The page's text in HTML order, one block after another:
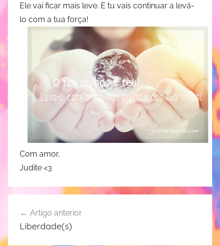
Ele vai ficar mais leve. E tu vais continuar a levá-
lo com a tua força!
Com amor,
Judite <3
de
artigos
Artigo anterior
Liberdade(s)